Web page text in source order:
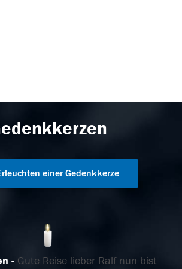
einer Gedenkkerze
Gute Reise lieber Ralf nun bist